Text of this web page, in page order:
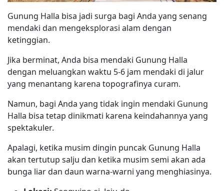
Gunung Halla bisa jadi surga bagi Anda yang senang
mendaki dan mengeksplorasi alam dengan
ketinggian.
Jika berminat, Anda bisa mendaki Gunung Halla
dengan meluangkan waktu 5-6 jam mendaki di jalur
yang menantang karena topografinya curam.
Namun, bagi Anda yang tidak ingin mendaki Gunung
Halla bisa tetap dinikmati karena keindahannya yang
spektakuler.
Apalagi, ketika musim dingin puncak Gunung Halla
akan tertutup salju dan ketika musim semi akan ada
bunga liar dan daun warna-warni yang menghiasinya.